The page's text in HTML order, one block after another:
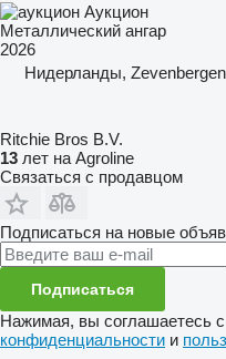
Аукцион
Металлический ангар
2026
Нидерланды, Zevenbergen
Ritchie Bros B.V.
13 лет на Agroline
Связаться с продавцом
Подписаться на новые
Подписаться
Нажимая, вы соглашаетесь
конфиденциальности и